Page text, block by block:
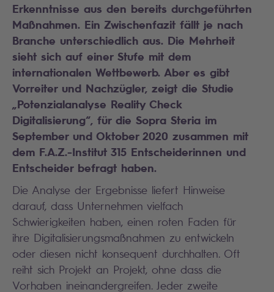
Erkenntnisse aus den bereits durchgeführten
Maßnahmen. Ein Zwischenfazit fällt je nach
Branche unterschiedlich aus. Die Mehrheit
sieht sich auf einer Stufe mit dem
internationalen Wettbewerb. Aber es gibt
Vorreiter und Nachzügler, zeigt die Studie
„Potenzialanalyse Reality Check
Digitalisierung“, für die Sopra Steria im
September und Oktober 2020 zusammen mit
dem F.A.Z.-Institut 315 Entscheiderinnen und
Entscheider befragt haben.
Die Analyse der Ergebnisse liefert Hinweise
darauf, dass Unternehmen vielfach
Schwierigkeiten haben, einen roten Faden für
ihre Digitalisierungsmaßnahmen zu entwickeln
oder diesen nicht konsequent durchhalten. Oft
reiht sich Projekt an Projekt, ohne dass die
Vorhaben ineinandergreifen. Jeder zweite